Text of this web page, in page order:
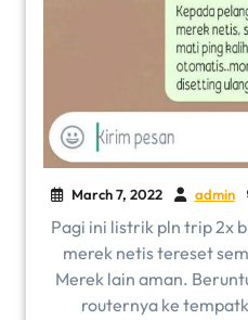
March 7, 2022 admin
Pagi ini listrik pln trip 2x
merek netis tereset
Merek lain aman.
routernya ke